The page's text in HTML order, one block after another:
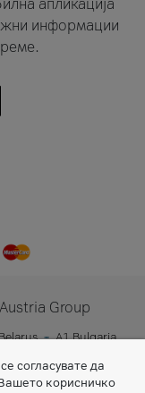
апликација
информации
Group
A1 Bulgaria
согласувате да
корисничко